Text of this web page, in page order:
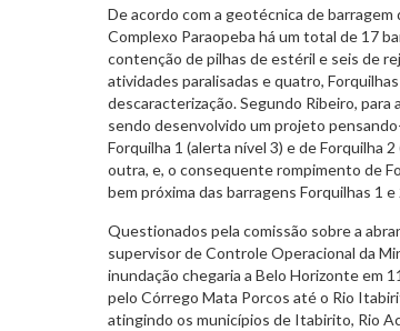
De acordo com a geotécnica de
Complexo Paraopeba há um total de 17
contenção de pilhas de estéril e seis de
atividades paralisadas e quatro,
descaracterização. Segundo Ribeiro,
sendo desenvolvido um projeto
Forquilha 1 (alerta nível 3) e de Forquilha
outra, e, o consequente rompimento de
bem próxima das barragens Forquilhas 1 e
Questionados pela comissão sobre a
supervisor de Controle Operacional da
inundação chegaria a Belo Horizonte em
pelo Córrego Mata Porcos até o Rio
atingindo os municípios de Itabirito, Rio